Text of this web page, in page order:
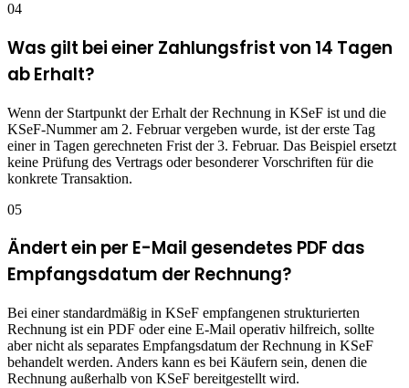
04
Was gilt bei einer Zahlungsfrist von 14 Tagen
ab Erhalt?
Wenn der Startpunkt der Erhalt der Rechnung in KSeF ist und die
KSeF-Nummer am 2. Februar vergeben wurde, ist der erste Tag
einer in Tagen gerechneten Frist der 3. Februar. Das Beispiel ersetzt
keine Prüfung des Vertrags oder besonderer Vorschriften für die
konkrete Transaktion.
05
Ändert ein per E-Mail gesendetes PDF das
Empfangsdatum der Rechnung?
Bei einer standardmäßig in KSeF empfangenen strukturierten
Rechnung ist ein PDF oder eine E-Mail operativ hilfreich, sollte
aber nicht als separates Empfangsdatum der Rechnung in KSeF
behandelt werden. Anders kann es bei Käufern sein, denen die
Rechnung außerhalb von KSeF bereitgestellt wird.